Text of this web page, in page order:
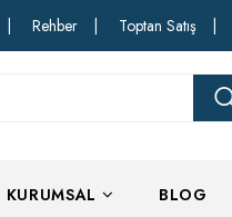
Rehber Toptan Satış
KURUMSAL BLOG